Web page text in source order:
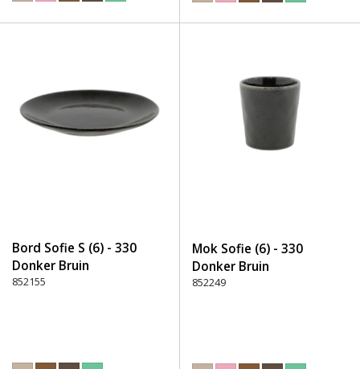
Bord Sofie S (6) - 330
Donker Bruin
852155
Mok Sofie (6) - 330
Donker Bruin
852249